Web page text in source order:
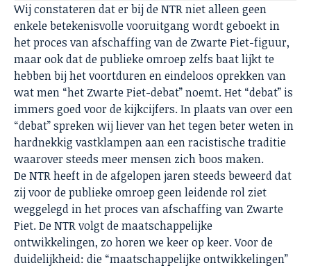
Wij constateren dat er bij de NTR niet alleen geen
enkele betekenisvolle vooruitgang wordt geboekt in
het proces van afschaffing van de Zwarte Piet-figuur,
maar ook dat de publieke omroep zelfs baat lijkt te
hebben bij het voortduren en eindeloos oprekken van
wat men “het Zwarte Piet-debat” noemt. Het “debat” is
immers goed voor de kijkcijfers. In plaats van over een
“debat” spreken wij liever van het tegen beter weten in
hardnekkig vastklampen aan een racistische traditie
waarover steeds meer mensen zich boos maken.
De NTR heeft in de afgelopen jaren steeds beweerd dat
zij voor de publieke omroep geen leidende rol ziet
weggelegd in het proces van afschaffing van Zwarte
Piet. De NTR volgt de maatschappelijke
ontwikkelingen, zo horen we keer op keer. Voor de
duidelijkheid: die “maatschappelijke ontwikkelingen”